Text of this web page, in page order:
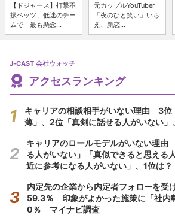
【ドジャース】打撃不
振ベッツ、低迷のチー
ムで「最も懸念...
元カップルYouTuber
「夜のひと笑い」いち
え、新恋...
J-CAST 会社ウォッチ
アクセスランキング
キャリアの相談相手がいない理由 3位
薄」、2位「真剣に話せる人がいない」
キャリアのロールモデルがいない理由
る人がいない」「真似できると思える
近に参考になる人がいない」、1位は？
内定先の企業から内定者フォローを受
59.3％ 印象がよかった施策に「社内
0％ マイナビ調査